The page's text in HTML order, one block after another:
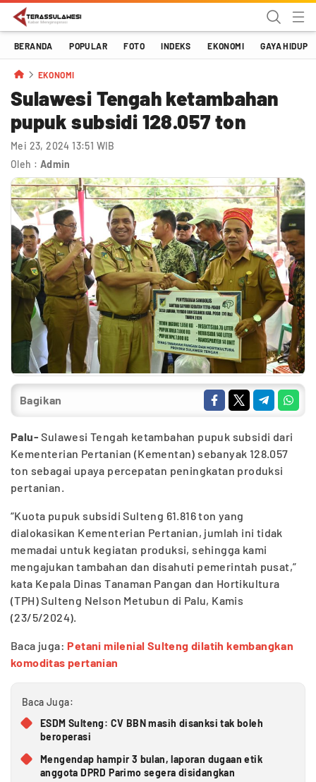
Terassulawesi
Kabar Menginspirasi
BERANDA POPULAR FOTO INDEKS EKONOMI GAYA HIDUP
EKONOMI
Sulawesi Tengah ketambahan
pupuk subsidi 128.057 ton
Mei 23, 2024 13:51 WIB
Oleh : Admin
Bagikan
Palu-Sulawesi Tengah ketambahan pupuk subsidi dari
Kementerian Pertanian (Kementan) sebanyak 128.057
ton sebagai upaya percepatan peningkatan produksi
pertanian.
“Kuota pupuk subsidi Sulteng 61.816 ton yang
dialokasikan Kementerian Pertanian, jumlah ini tidak
memadai untuk kegiatan produksi, sehingga kami
mengajukan tambahan dan disahuti pemerintah pusat,”
kata Kepala Dinas Tanaman Pangan dan Hortikultura
(TPH) Sulteng Nelson Metubun di Palu, Kamis
(23/5/2024).
Baca juga: Petani milenial Sulteng dilatih kembangkan
komoditas pertanian
Baca Juga:
ESDM Sulteng: CV BBN masih disanksi tak boleh
beroperasi
Mengendap hampir 3 bulan, laporan dugaan etik
anggota DPRD Parimo segera disidangkan